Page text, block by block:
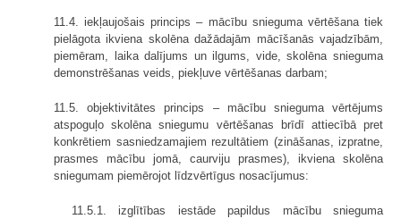
11.4. iekļaujošais princips – mācību snieguma vērtēšana tiek
pielāgota ikviena skolēna dažādajām mācīšanās vajadzībām,
piemēram, laika dalījums un ilgums, vide, skolēna snieguma
demonstrēšanas veids, piekļuve vērtēšanas darbam;
11.5. objektivitātes princips – mācību snieguma vērtējums
atspoguļo skolēna sniegumu vērtēšanas brīdī attiecībā pret
konkrētiem sasniedzamajiem rezultātiem (zināšanas, izpratne,
prasmes mācību jomā, caurviju prasmes), ikviena skolēna
sniegumam piemērojot līdzvērtīgus nosacījumus:
11.5.1. izglītības iestāde papildus mācību snieguma